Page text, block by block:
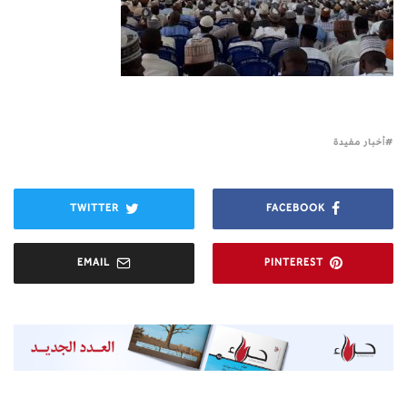
أخبار مفيدة
FACEBOOK
TWITTER
PINTEREST
EMAIL